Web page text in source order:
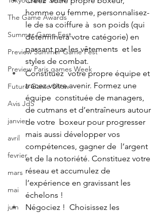
The Game Awards
Summer Game Fest
Preview Summer Game Fest
Preview Paris games Week
Future Game Show
Avis JdS
janvier
avril
fevrier
mars
mai
juin
homme ou femme, personnalisez-
le de sa coiffure à  son poids (qui
déterminera votre catégorie) en
passant par les vêtements  et les
styles de combat.
Constituez  votre propre équipe et
tracez votre avenir. Formez une
équipe  constituée de managers,
de cutmans et d’entraîneurs autour
de votre  boxeur pour progresser
mais aussi développer vos
compétences, gagner de  l’argent
et de la notoriété. Constituez votre
réseau et accumulez de
l’expérience en gravissant les
échelons !
Négociez !  Choisissez les